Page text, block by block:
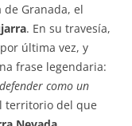
Granada, el
. En su travesía,
última vez, y
frase legendaria:
como un
territorio del que